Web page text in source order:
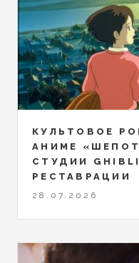
КУЛЬТОВОЕ
АНИМЕ
СТУДИИ
РЕСТАВРАЦИИ
28.07.2026